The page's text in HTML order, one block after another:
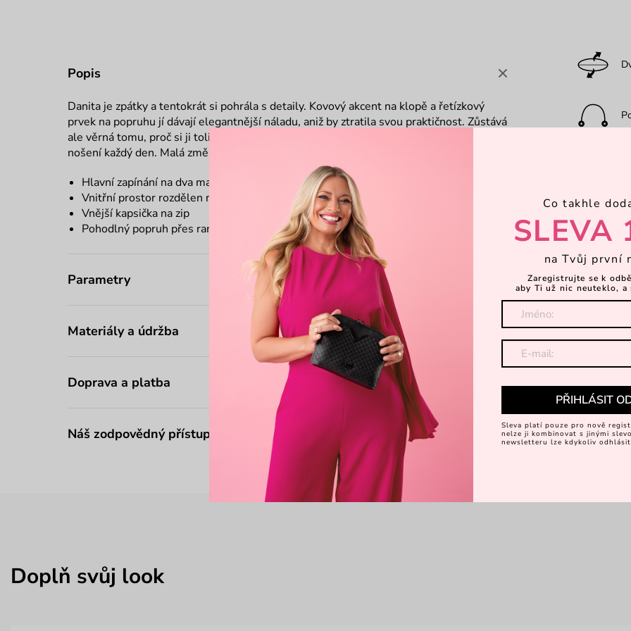
Popis
Danita je zpátky a tentokrát si pohrála s detaily. Kovový akcent na klopě a řetízkový
prvek na popruhu jí dávají elegantnější náladu, aniž by ztratila svou praktičnost. Zůstává
ale věrná tomu, proč si ji tolik lidí oblíbilo – přehlednému prostoru a pohodlnému
nošení každý den. Malá změna, velký efekt.
Hlavní zapínání na dva magnety + zip
Vnitřní prostor rozdělen na dvě části
Vnější kapsička na zip
Pohodlný popruh přes rameno
Parametry
Materiály a údržba
Doprava a platba
Náš zodpovědný přístup
Doplň svůj look
Co takhle
SLEVA
na Tvůj první
Zaregistrujte se k
aby Ti už nic neuteklo, a
PŘIHLÁSIT
Sleva platí pouze pro nově
nelze ji kombinovat s jinými
newsletteru lze kdykoliv